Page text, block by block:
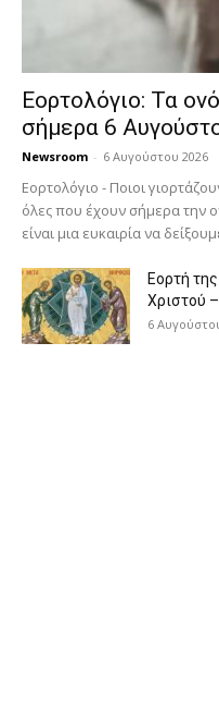
Εορτολόγιο: Τα
σήμερα 6
Newsroom - 6 Αυγούστου 2026
Εορτολόγιο - Ποιοι
όλες που έχουν σήμερα την
είναι μια ευκαιρία να
Εορτή
Χριστού
6